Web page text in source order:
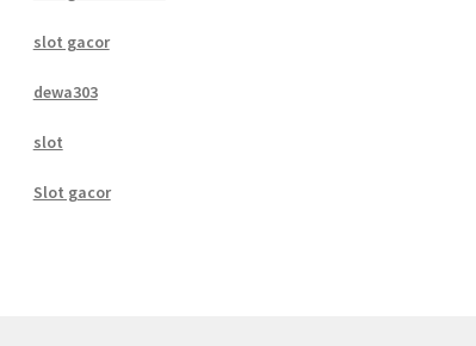
slot gacor
dewa303
slot
Slot gacor